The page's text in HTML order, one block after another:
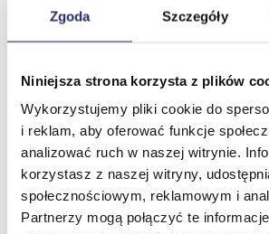
Zgoda Szczegóły
Niniejsza strona korzysta z plików
Wykorzystujemy pliki cookie do
i reklam, aby oferować funkcje
analizować ruch w naszej witrynie.
korzystasz z naszej witryny,
społecznościowym, reklamowym i
Partnerzy mogą połączyć te
Szukaj również w
opisach
Szukaj we
Termin potwierdzony